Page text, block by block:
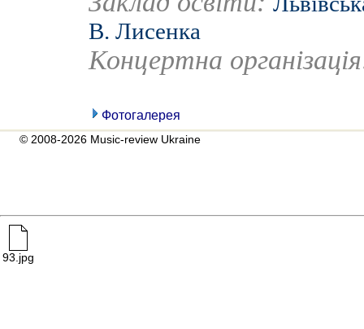
В. Лисенка
Концертна
Фотогалерея
© 2008-2026 Music-review Ukraine
93.jpg